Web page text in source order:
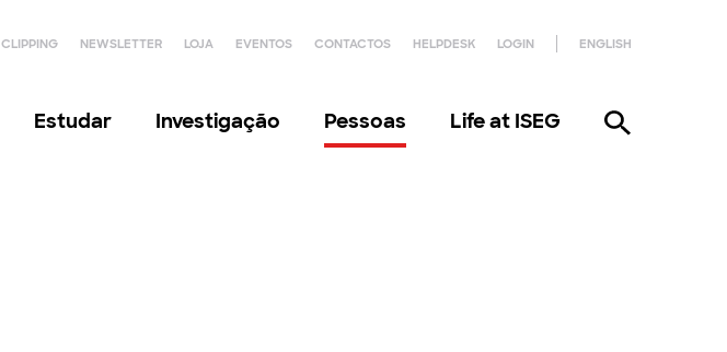
CLIPPING NEWSLETTER LOJA EVENTOS CONTACTOS HELPDESK LOGIN ENGLISH
Estudar Investigação Pessoas Life at ISEG